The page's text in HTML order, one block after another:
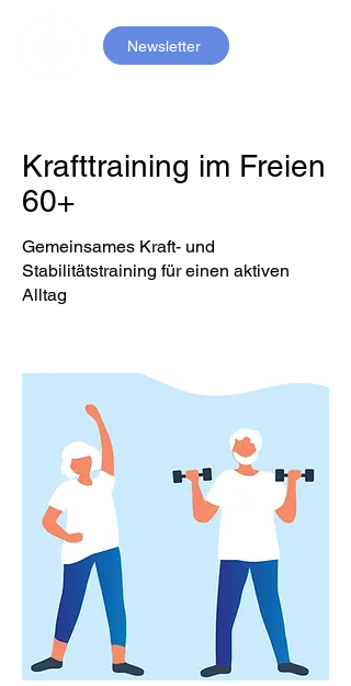
Newsletter
Krafttraining im Freien
60+
Gemeinsames Kraft- und
Stabilitätstraining für einen aktiven
Alltag